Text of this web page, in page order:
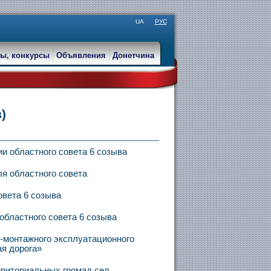
UA РУС
конкурсы Объявления Донетчина
областного совета 6 созыва
областного совета
6 созыва
совета 6 созыва
эксплуатационного
дорога»